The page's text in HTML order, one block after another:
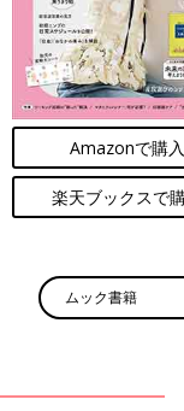
うでしょうか。」
菅野満喜子先生（元
※たまひよnet【専門
久しぶりの健診で
いろいろ方法はある
ンジしてみると健診
■関連：[ヒビユウ
Amazonで購入
楽天ブックスで
ムック書籍